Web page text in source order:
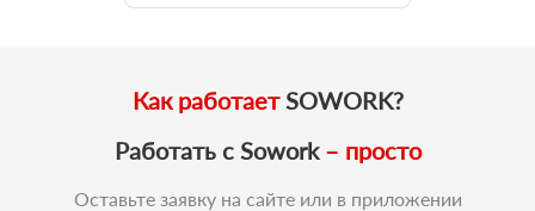
Как работаетSOWORK?
Работать с Sowork – просто
Оставьте заявку на сайте или в приложении